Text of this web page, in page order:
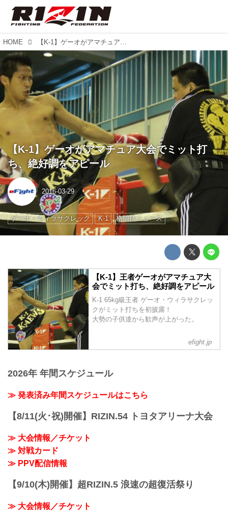
HOME 【K-1】ゲーオがアマチュア大会でミット打ち、絶好調をアピール
【K-1】ゲーオがアマチュア大会でミット打
ち、絶好調をアピール
2016-03-29
ゲーオ・ウィラサクレック K-1 格闘技ニュース
【K-1】王者ゲーオがアマチュア大
会でミット打ち、絶好調をアピール
K-1 65kg級王者 ゲーオ・ウィラサクレッ
クがミット打ちを初披露！
大勢の子供達から歓声が上がった。
efight.jp
2026年 年間スケジュール
≫ 発表済み年間スケジュールはこちら
【8/11(火･祝)開催】RIZIN.54 トヨタアリーナ大会
≫ 大会情報／チケット
≫ 対戦カード
≫ PPV配信情報
【9/10(木)開催】超RIZIN.5 浪速の超復活祭り
≫ 大会情報／チケット